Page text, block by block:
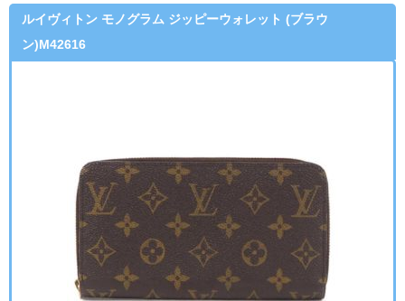
ルイヴィトン モノグラム ジッピーウォレット (ブラウ
ン)M42616